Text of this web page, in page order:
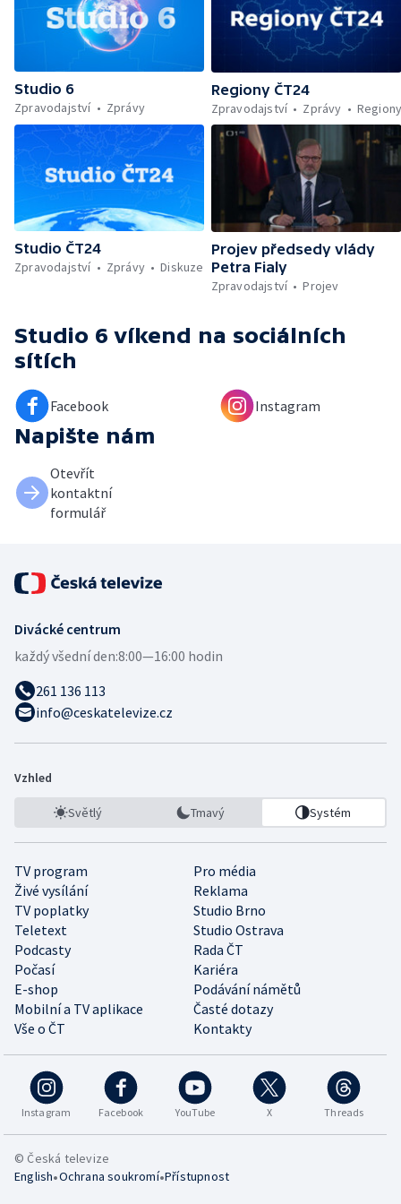
dostaly do Evropy — Markomania 2026 —
Norbertinské slavnosti ve Strahovském
Studio 6
Zpravodajství
Zprávy
Regiony ČT24
Zpravodajství
Zprávy
Studio ČT24
Zpravodajství
Zprávy Diskuze
Projev předsedy vlády
Petra Fialy
Zpravodajství
Projev
Studio 6 víkend na sociálních
sítích
Facebook Instagram
Napište nám
Otevřít
kontaktní
formulář
Divácké centrum
každý všední den:8:00—16:00 hodin
261 136 113
info@ceskatelevize.cz
Vzhled
Světlý Tmavý Systém
TV program
Pro média
Živé vysílání
Reklama
TV poplatky
Studio Brno
Teletext
Studio Ostrava
Podcasty
Rada ČT
Počasí
Kariéra
E-shop
Podávání námětů
Mobilní a TV aplikace
Časté dotazy
Vše o ČT
Kontakty
Instagram Facebook YouTube X Threads
© Česká televize
English•Ochrana soukromí•Přístupnost